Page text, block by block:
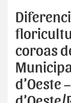
coroas
d’Oeste